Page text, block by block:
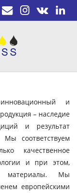
и
– наследие
и результат
соответствуем
качественное
и при этом,
материалы. Мы
европейскими